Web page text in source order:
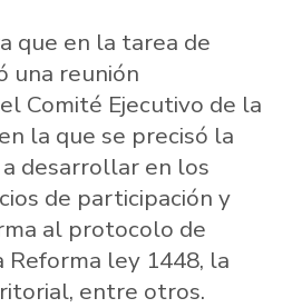
que en la tarea de
una reunión
Comité Ejecutivo de la
la que se precisó la
desarrollar en los
de participación y
al protocolo de
ley 1448, la
entre otros.